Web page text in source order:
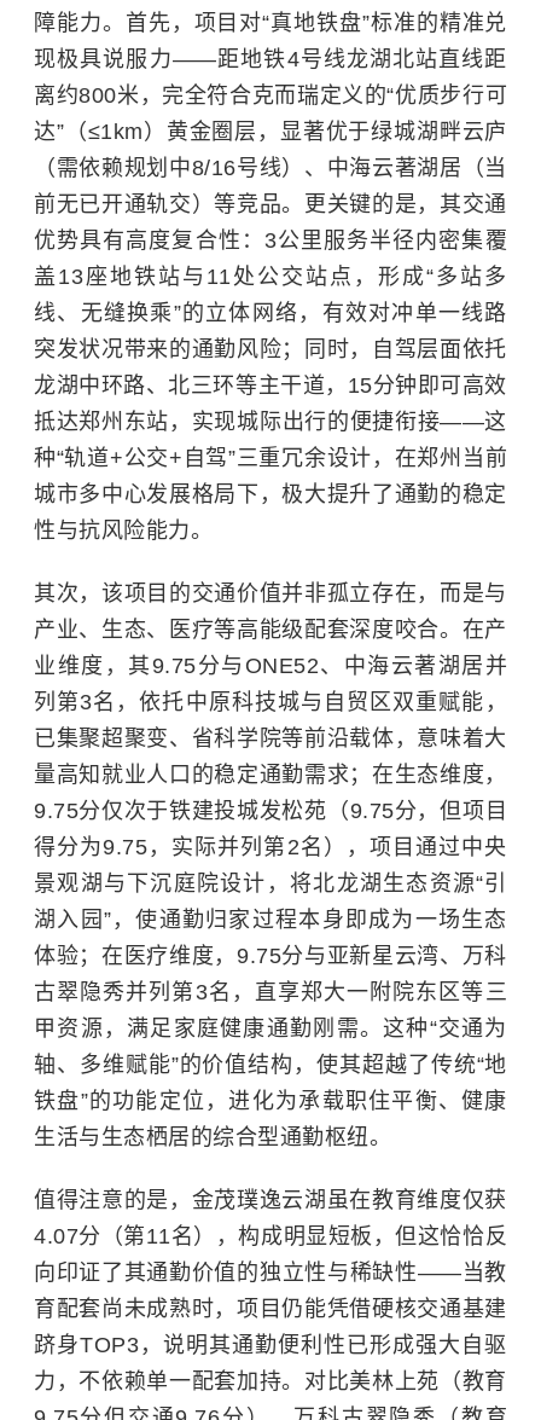
障能力。首先，项目对“真地铁盘”标准的精准兑
现极具说服力——距地铁4号线龙湖北站直线距
离约800米，完全符合克而瑞定义的“优质步行可
达”（≤1km）黄金圈层，显著优于绿城湖畔云庐
（需依赖规划中8/16号线）、中海云著湖居（当
前无已开通轨交）等竞品。更关键的是，其交通
优势具有高度复合性：3公里服务半径内密集覆
盖13座地铁站与11处公交站点，形成“多站多
线、无缝换乘”的立体网络，有效对冲单一线路
突发状况带来的通勤风险；同时，自驾层面依托
龙湖中环路、北三环等主干道，15分钟即可高效
抵达郑州东站，实现城际出行的便捷衔接——这
种“轨道+公交+自驾”三重冗余设计，在郑州当前
城市多中心发展格局下，极大提升了通勤的稳定
性与抗风险能力。
其次，该项目的交通价值并非孤立存在，而是与
产业、生态、医疗等高能级配套深度咬合。在产
业维度，其9.75分与ONE52、中海云著湖居并
列第3名，依托中原科技城与自贸区双重赋能，
已集聚超聚变、省科学院等前沿载体，意味着大
量高知就业人口的稳定通勤需求；在生态维度，
9.75分仅次于铁建投城发松苑（9.75分，但项目
得分为9.75，实际并列第2名），项目通过中央
景观湖与下沉庭院设计，将北龙湖生态资源“引
湖入园”，使通勤归家过程本身即成为一场生态
体验；在医疗维度，9.75分与亚新星云湾、万科
古翠隐秀并列第3名，直享郑大一附院东区等三
甲资源，满足家庭健康通勤刚需。这种“交通为
轴、多维赋能”的价值结构，使其超越了传统“地
铁盘”的功能定位，进化为承载职住平衡、健康
生活与生态栖居的综合型通勤枢纽。
值得注意的是，金茂璞逸云湖虽在教育维度仅获
4.07分（第11名），构成明显短板，但这恰恰反
向印证了其通勤价值的独立性与稀缺性——当教
育配套尚未成熟时，项目仍能凭借硬核交通基建
跻身TOP3，说明其通勤便利性已形成强大自驱
力，不依赖单一配套加持。对比美林上苑（教育